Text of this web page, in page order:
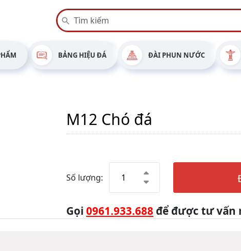
BẢNG HIỆU ĐÁ ĐÀI PHUN NƯỚC
M12 Chó đá
Số lượng:
Gọi 0961.933.688 để được tư vấn